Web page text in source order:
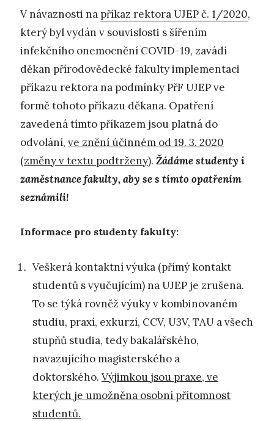
V návaznosti na příkaz rektora UJEP č. 1/2020,
který byl vydán v souvislosti s šířením
infekčního onemocnění COVID-19, zavádí
děkan přírodovědecké fakulty implementaci
příkazu rektora na podmínky PřF UJEP ve
formě tohoto příkazu děkana. Opatření
zavedená tímto příkazem jsou platná do
odvolání, ve znění účinném od 19. 3. 2020
(změny v textu podtrženy). Žádáme studenty i
zaměstnance fakulty, aby se s tímto opatřením
seznámili!
Informace pro studenty fakulty:
Veškerá kontaktní výuka (přímý kontakt
studentů s vyučujícím) na UJEP je zrušena.
To se týká rovněž výuky v kombinovaném
studiu, praxí, exkurzí, CCV, U3V, TAU a všech
stupňů studia, tedy bakalářského,
navazujícího magisterského a
doktorského. Výjimkou jsou praxe, ve
kterých je umožněna osobní přítomnost
studentů.